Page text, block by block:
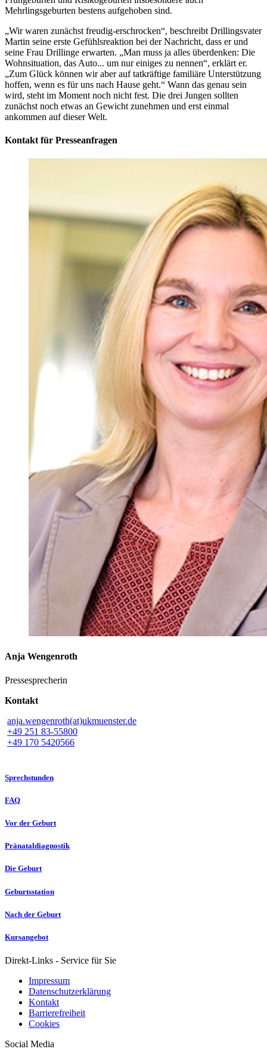
Mehrlingsgeburten bestens aufgehoben sind.
„Wir waren zunächst freudig-erschrocken“, beschreibt Drillingsvater
Martin seine erste Gefühlsreaktion bei der Nachricht, dass er und
seine Frau Drillinge erwarten. „Man muss ja alles überdenken: Die
Wohnsituation, das Auto... um nur einiges zu nennen“, erklärt er.
„Zum Glück können wir aber auf tatkräftige familiäre Unterstützung
hoffen, wenn es für uns nach Hause geht.“ Wann das genau sein
wird, steht im Moment noch nicht fest. Die drei Jungen sollten
zunächst noch etwas an Gewicht zunehmen und erst einmal
ankommen auf dieser Welt.
Kontakt für Presseanfragen
Anja Wengenroth
Pressesprecherin
Kontakt
anja.wengenroth(at)ukmuenster.de
+49 251 83-55800
+49 170 5420566
Sprechstunden
FAQ
Vor der Geburt
Pränataldiagnostik
Die Geburt
Geburtsstation
Nach der Geburt
Kursangebot
Direkt-Links - Service für Sie
Impressum
Datenschutzerklärung
Kontakt
Barrierefreiheit
Cookies
Social Media